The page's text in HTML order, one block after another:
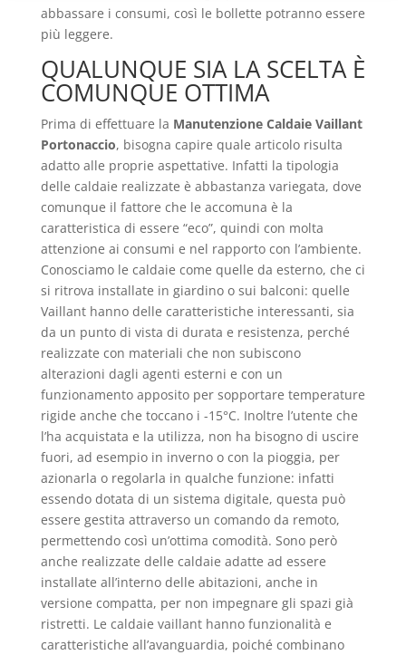
abbassare i consumi, così le bollette potranno essere
più leggere.
QUALUNQUE SIA LA SCELTA È
COMUNQUE OTTIMA
Prima di effettuare la Manutenzione Caldaie Vaillant
Portonaccio, bisogna capire quale articolo risulta
adatto alle proprie aspettative. Infatti la tipologia
delle caldaie realizzate è abbastanza variegata, dove
comunque il fattore che le accomuna è la
caratteristica di essere “eco”, quindi con molta
attenzione ai consumi e nel rapporto con l’ambiente.
Conosciamo le caldaie come quelle da esterno, che ci
si ritrova installate in giardino o sui balconi: quelle
Vaillant hanno delle caratteristiche interessanti, sia
da un punto di vista di durata e resistenza, perché
realizzate con materiali che non subiscono
alterazioni dagli agenti esterni e con un
funzionamento apposito per sopportare temperature
rigide anche che toccano i -15°C. Inoltre l’utente che
l’ha acquistata e la utilizza, non ha bisogno di uscire
fuori, ad esempio in inverno o con la pioggia, per
azionarla o regolarla in qualche funzione: infatti
essendo dotata di un sistema digitale, questa può
essere gestita attraverso un comando da remoto,
permettendo così un’ottima comodità. Sono però
anche realizzate delle caldaie adatte ad essere
installate all’interno delle abitazioni, anche in
versione compatta, per non impegnare gli spazi già
ristretti. Le caldaie vaillant hanno funzionalità e
caratteristiche all’avanguardia, poiché combinano